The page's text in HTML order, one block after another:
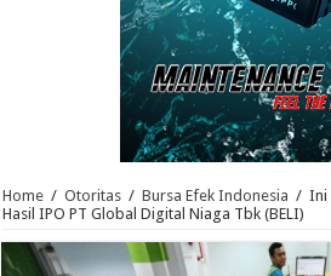
Home / Otoritas / Bursa Efek Indonesia / Ini
Hasil IPO PT Global Digital Niaga Tbk (BELI)